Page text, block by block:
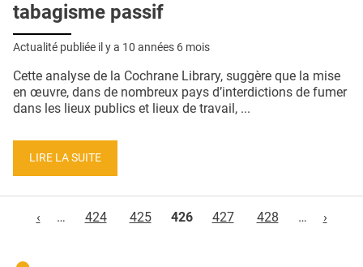
tabagisme passif
Actualité publiée il y a 10 années 6 mois
Cette analyse de la Cochrane Library, suggère que la mise
en œuvre, dans de nombreux pays d’interdictions de fumer
dans les lieux publics et lieux de travail, ...
LIRE LA SUITE
‹
… 424 425 426 427 428 … ›